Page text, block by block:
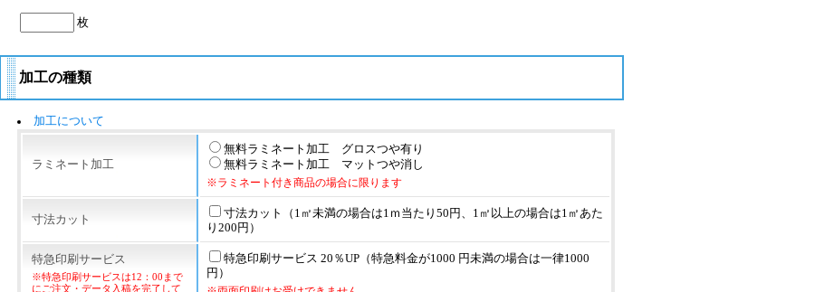
枚
加工の種類
加工について
ラミネート加工
無料ラミネート加工 グロスつや有り
無料ラミネート加工 マットつや消し
※ラミネート付き商品の場合に限ります
寸法カット
寸法カット（1㎡未満の場合は1ｍ当たり50円、1㎡以上の場合は1㎡あた
り200円）
特急印刷サービス
※特急印刷サービスは12：00まで
にご注文・データ入稿を完了して
特急印刷サービス 20％UP（特急料金が1000 円未満の場合は一律1000
円）